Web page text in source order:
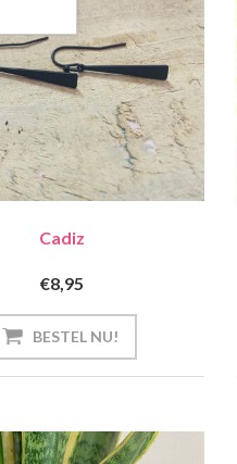
Cadiz
€8,95